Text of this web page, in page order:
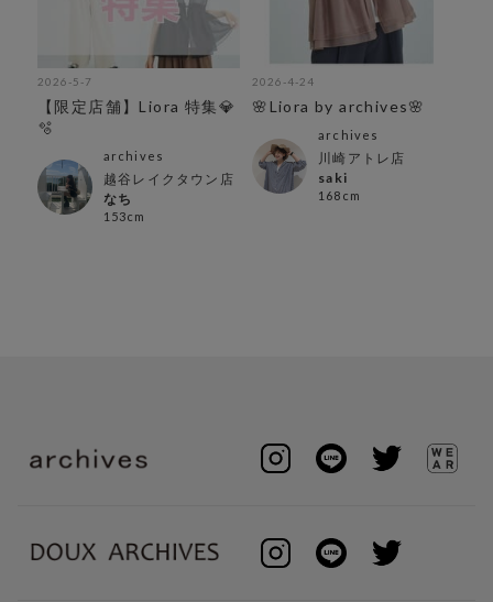
2026-5-7
【限定店舗】Liora 特集💎
🫧
archives
越谷レイクタウン店
なち
153cm
2026-4-24
🌸Liora by archives🌸
archives
川崎アトレ店
saki
168cm